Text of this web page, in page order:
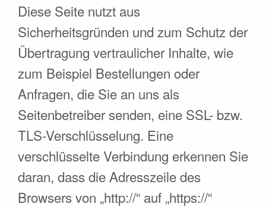
Diese Seite nutzt aus
Sicherheitsgründen und zum Schutz der
Übertragung vertraulicher Inhalte, wie
zum Beispiel Bestellungen oder
Anfragen, die Sie an uns als
Seitenbetreiber senden, eine SSL- bzw.
TLS-Verschlüsselung. Eine
verschlüsselte Verbindung erkennen Sie
daran, dass die Adresszeile des
Browsers von „http://“ auf „https://“